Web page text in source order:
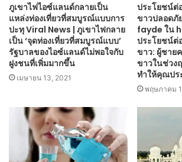
ภูเขาไฟไอซ์แลนด์กลายเป็น
แหล่งท่องเที่ยวที่สมบูรณ์แบบการ
ปะทุ Viral News | ภูเขาไฟกลาย
เป็น ‘จุดท่องเที่ยวที่สมบูรณ์แบบ’
รัฐบาลของไอซ์แลนด์ไม่พอใจกับ
ฝูงชนที่เพิ่มมากขึ้น
เมษายน 13, 2021
ประโยชน์ต่
ขาวปลอดภั
fayde ใน
ประโยชน์ต่
ขาว: ผู้ชาย
ขาวในช่วง
ทำให้คุณปร
พฤษภาคม